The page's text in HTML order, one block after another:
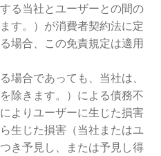
る当社とユーザーとの間の
す。）が消費者契約法に定
場合、この免責規定は適用
場合であっても、当社は、
除きます。）による債務不
よりユーザーに生じた損害
生じた損害（当社またはユ
き予見し、または予見し得